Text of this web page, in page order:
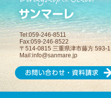
Tel:059-246-8511
Fax:059-246-8522
〒514-0815 三重県津市藤方 593-1
Mail:info@sanmare.jp